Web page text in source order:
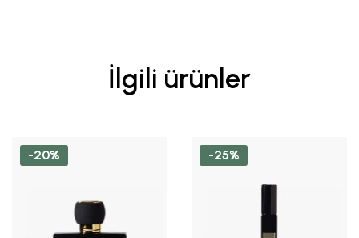
İlgili ürünler
-20% -25%